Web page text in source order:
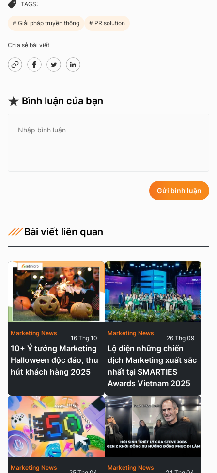
TAGS:
Giải pháp truyền thông PR solution
Chia sẻ bài viết
Bình luận của bạn
Gửi bình luận
Bài viết liên quan
10+ Ý tưởng Marketing
Halloween độc đáo, thu
hút khách hàng 2025
Marketing News
16 Thg 10
Lộ diện những chiến
dịch Marketing xuất sắc
nhất tại SMARTIES
Awards Vietnam 2025
Marketing News
26 Thg 09
Marketing News Marketing News